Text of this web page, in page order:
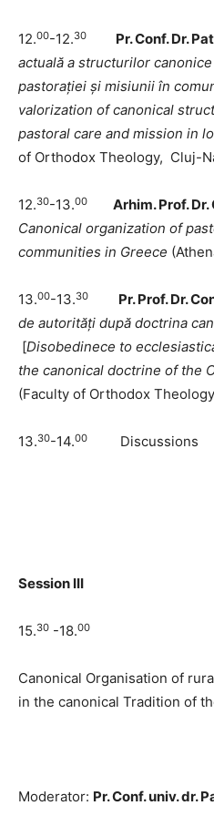
12.00-12.30 Pr. Conf. Dr.
actuală a structurilor
pastorației și misiunii în
valorization of canonical
pastoral care and mission in
of Orthodox Theology, Cluj-
12.30-13.00
Arhim. Prof.
Canonical organization of
communities in Greece
13.00-13.30 Pr. Prof. Dr.
de autorități după doctrina
[Disobedinece to
the canonical doctrine of the
(Faculty of Orthodox
13.30-14.00 Discussions
Session III
15.30 -18.00
Canonical Organisation of
in the canonical Tradition of
Moderator: Pr. Conf. univ. dr.